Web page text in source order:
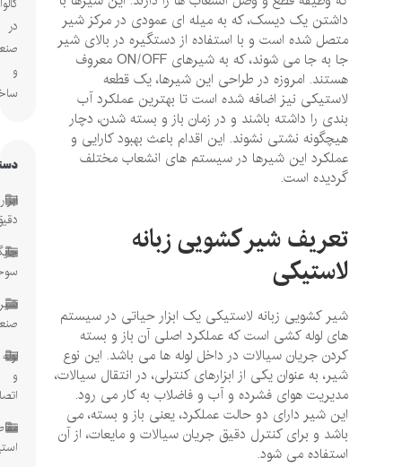
داشتن یک دیسک، که به میله ‌ای عمودی در مرکز شیر
متصل شده است و با استفاده از دستگیره در بالای شیر
جا به‌ جا می ‌شوند، که به شیرهای ON/OFF معروف
هستند. امروزه در طراحی این شیرها، یک قطعه
لاستیکی نیز اضافه شده است تا بهترین عملکرد آب‌
بندی را داشته باشند و در زمان باز و بسته شدن، دچار
هیچگونه نشتی نشوند. این اقدام باعث بهبود کارایی و
عملکرد این شیرها در سیستم‌ های انشعاب مختلف
گردیده است.
تعریف شیر کشویی زبانه
لاستیکی
شیر کشویی زبانه لاستیکی یک ابزار حیاتی در سیستم‌
های لوله ‌کشی است که عملکرد اصلی آن باز و بسته
کردن جریان سیالات در داخل لوله ‌ها می باشد. این نوع
شیر، به عنوان یکی از ابزارهای کنترلی، در انتقال سیالات،
مدیریت هوای فشرده و آب و فاضلاب به‌ کار می ‌رود.
این شیر دارای دو حالت عملکرد، یعنی باز و بسته، می
‌باشد و برای کنترل دقیق جریان سیالات و مایعات، از آن
استفاده می ‌شود.
ساختمان
دسته‌ها
شیرآلات